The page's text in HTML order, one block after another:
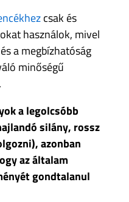
csak és
használok, mivel
a megbízhatóság
minőségű
a legolcsóbb
silány, rossz
azonban
az általam
gondtalanul